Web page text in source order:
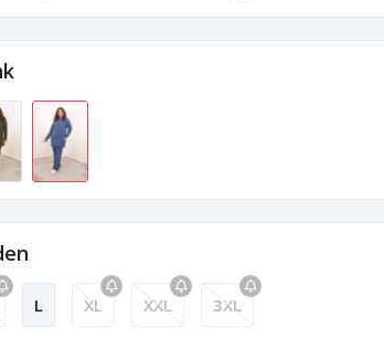
L XL XXL 3XL